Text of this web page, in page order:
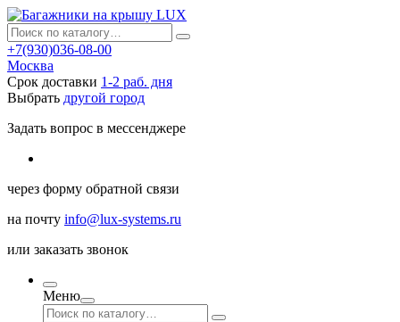
+7(930)036-08-00
Москва
Срок доставки 1-2 раб. дня
Выбрать другой город
Задать вопрос в мессенджере
через форму обратной связи
на почту info@lux-systems.ru
или заказать звонок
Меню